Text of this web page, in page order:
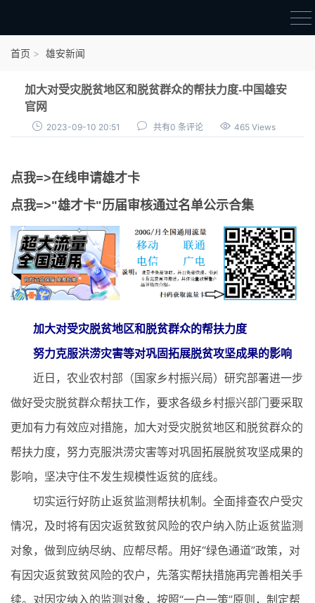
审核通过公示
首页 雄安新闻
加大对受灾脱贫地区和脱贫群众的帮扶力度-中国雄安
官网
2023-09-10 20:51 共有0 条评论 465 Views
点我=>在线申请雄才卡
点我=>"雄才卡"历届审核通过名单公示合集
加大对受灾脱贫地区和脱贫群众的帮扶力度
努力克服洪涝灾害等对巩固拓展脱贫攻坚成果的影响
近日，农业农村部（国家乡村振兴局）研究部署进一步
做好受灾脱贫群众帮扶工作，要求各级乡村振兴部门要采取
更加有力有效应对措施，加大对受灾脱贫地区和脱贫群众的
帮扶力度，努力克服洪涝灾害等对巩固拓展脱贫攻坚成果的
影响，坚决守住不发生规模性返贫的底线。
切实运行好防止返贫监测帮扶机制。全面排查农户受灾
情况，及时将有因灾返贫致贫风险的农户纳入防止返贫监测
对象，做到应纳尽纳、应帮尽帮。用好“绿色通道”政策，对
有因灾返贫致贫风险的农户，先落实帮扶措施再完善相关手
续。对因灾纳入的监测对象，按照“一户一策”原则，制定帮